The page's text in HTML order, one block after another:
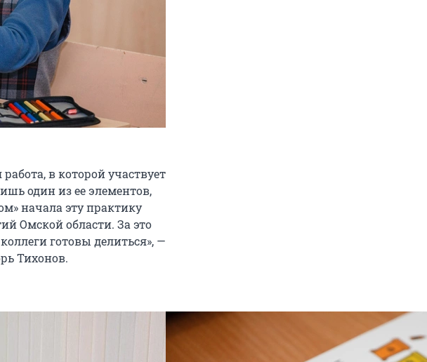
в которой участвует
один из ее элементов,
начала эту практику
Омской области. За это
готовы делиться», —
Тихонов.